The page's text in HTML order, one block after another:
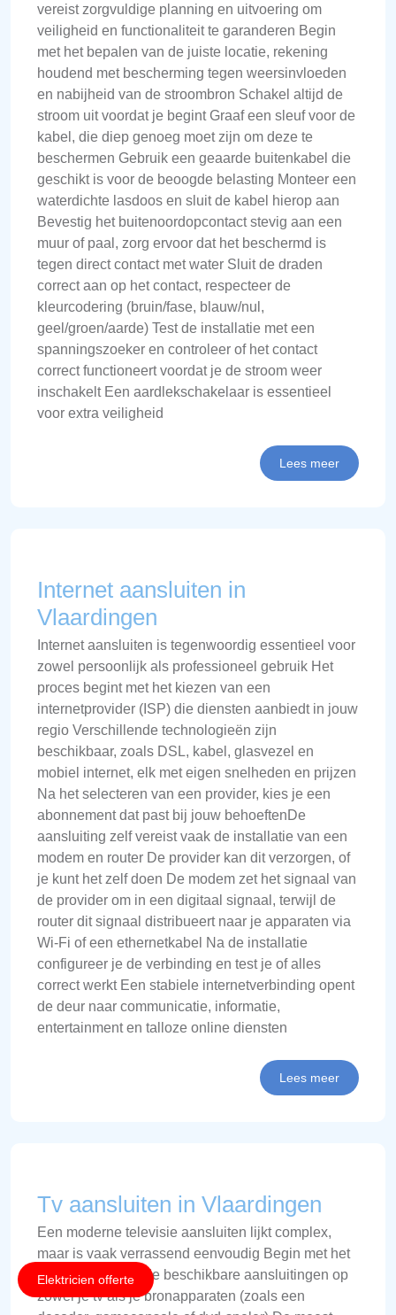
vereist zorgvuldige planning en uitvoering om
veiligheid en functionaliteit te garanderen Begin
met het bepalen van de juiste locatie, rekening
houdend met bescherming tegen weersinvloeden
en nabijheid van de stroombron Schakel altijd de
stroom uit voordat je begint Graaf een sleuf voor de
kabel, die diep genoeg moet zijn om deze te
beschermen Gebruik een geaarde buitenkabel die
geschikt is voor de beoogde belasting Monteer een
waterdichte lasdoos en sluit de kabel hierop aan
Bevestig het buitenoordopcontact stevig aan een
muur of paal, zorg ervoor dat het beschermd is
tegen direct contact met water Sluit de draden
correct aan op het contact, respecteer de
kleurcodering (bruin/fase, blauw/nul,
geel/groen/aarde) Test de installatie met een
spanningszoeker en controleer of het contact
correct functioneert voordat je de stroom weer
inschakelt Een aardlekschakelaar is essentieel
voor extra veiligheid
Lees meer
Internet aansluiten in
Vlaardingen
Internet aansluiten is tegenwoordig essentieel voor
zowel persoonlijk als professioneel gebruik Het
proces begint met het kiezen van een
internetprovider (ISP) die diensten aanbiedt in jouw
regio Verschillende technologieën zijn
beschikbaar, zoals DSL, kabel, glasvezel en
mobiel internet, elk met eigen snelheden en prijzen
Na het selecteren van een provider, kies je een
abonnement dat past bij jouw behoeftenDe
aansluiting zelf vereist vaak de installatie van een
modem en router De provider kan dit verzorgen, of
je kunt het zelf doen De modem zet het signaal van
de provider om in een digitaal signaal, terwijl de
router dit signaal distribueert naar je apparaten via
Wi-Fi of een ethernetkabel Na de installatie
configureer je de verbinding en test je of alles
correct werkt Een stabiele internetverbinding opent
de deur naar communicatie, informatie,
entertainment en talloze online diensten
Lees meer
Tv aansluiten in Vlaardingen
Een moderne televisie aansluiten lijkt complex,
maar is vaak verrassend eenvoudig Begin met het
identificeren van de beschikbare aansluitingen op
zowel je tv als je bronapparaten (zoals een
Elektricien offerte